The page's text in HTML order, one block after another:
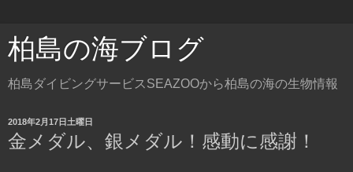
柏島の海ブログ
柏島ダイビングサービスSEAZOOから柏島の海の生物情報
2018年2月17日土曜日
金メダル、銀メダル！感動に感謝！